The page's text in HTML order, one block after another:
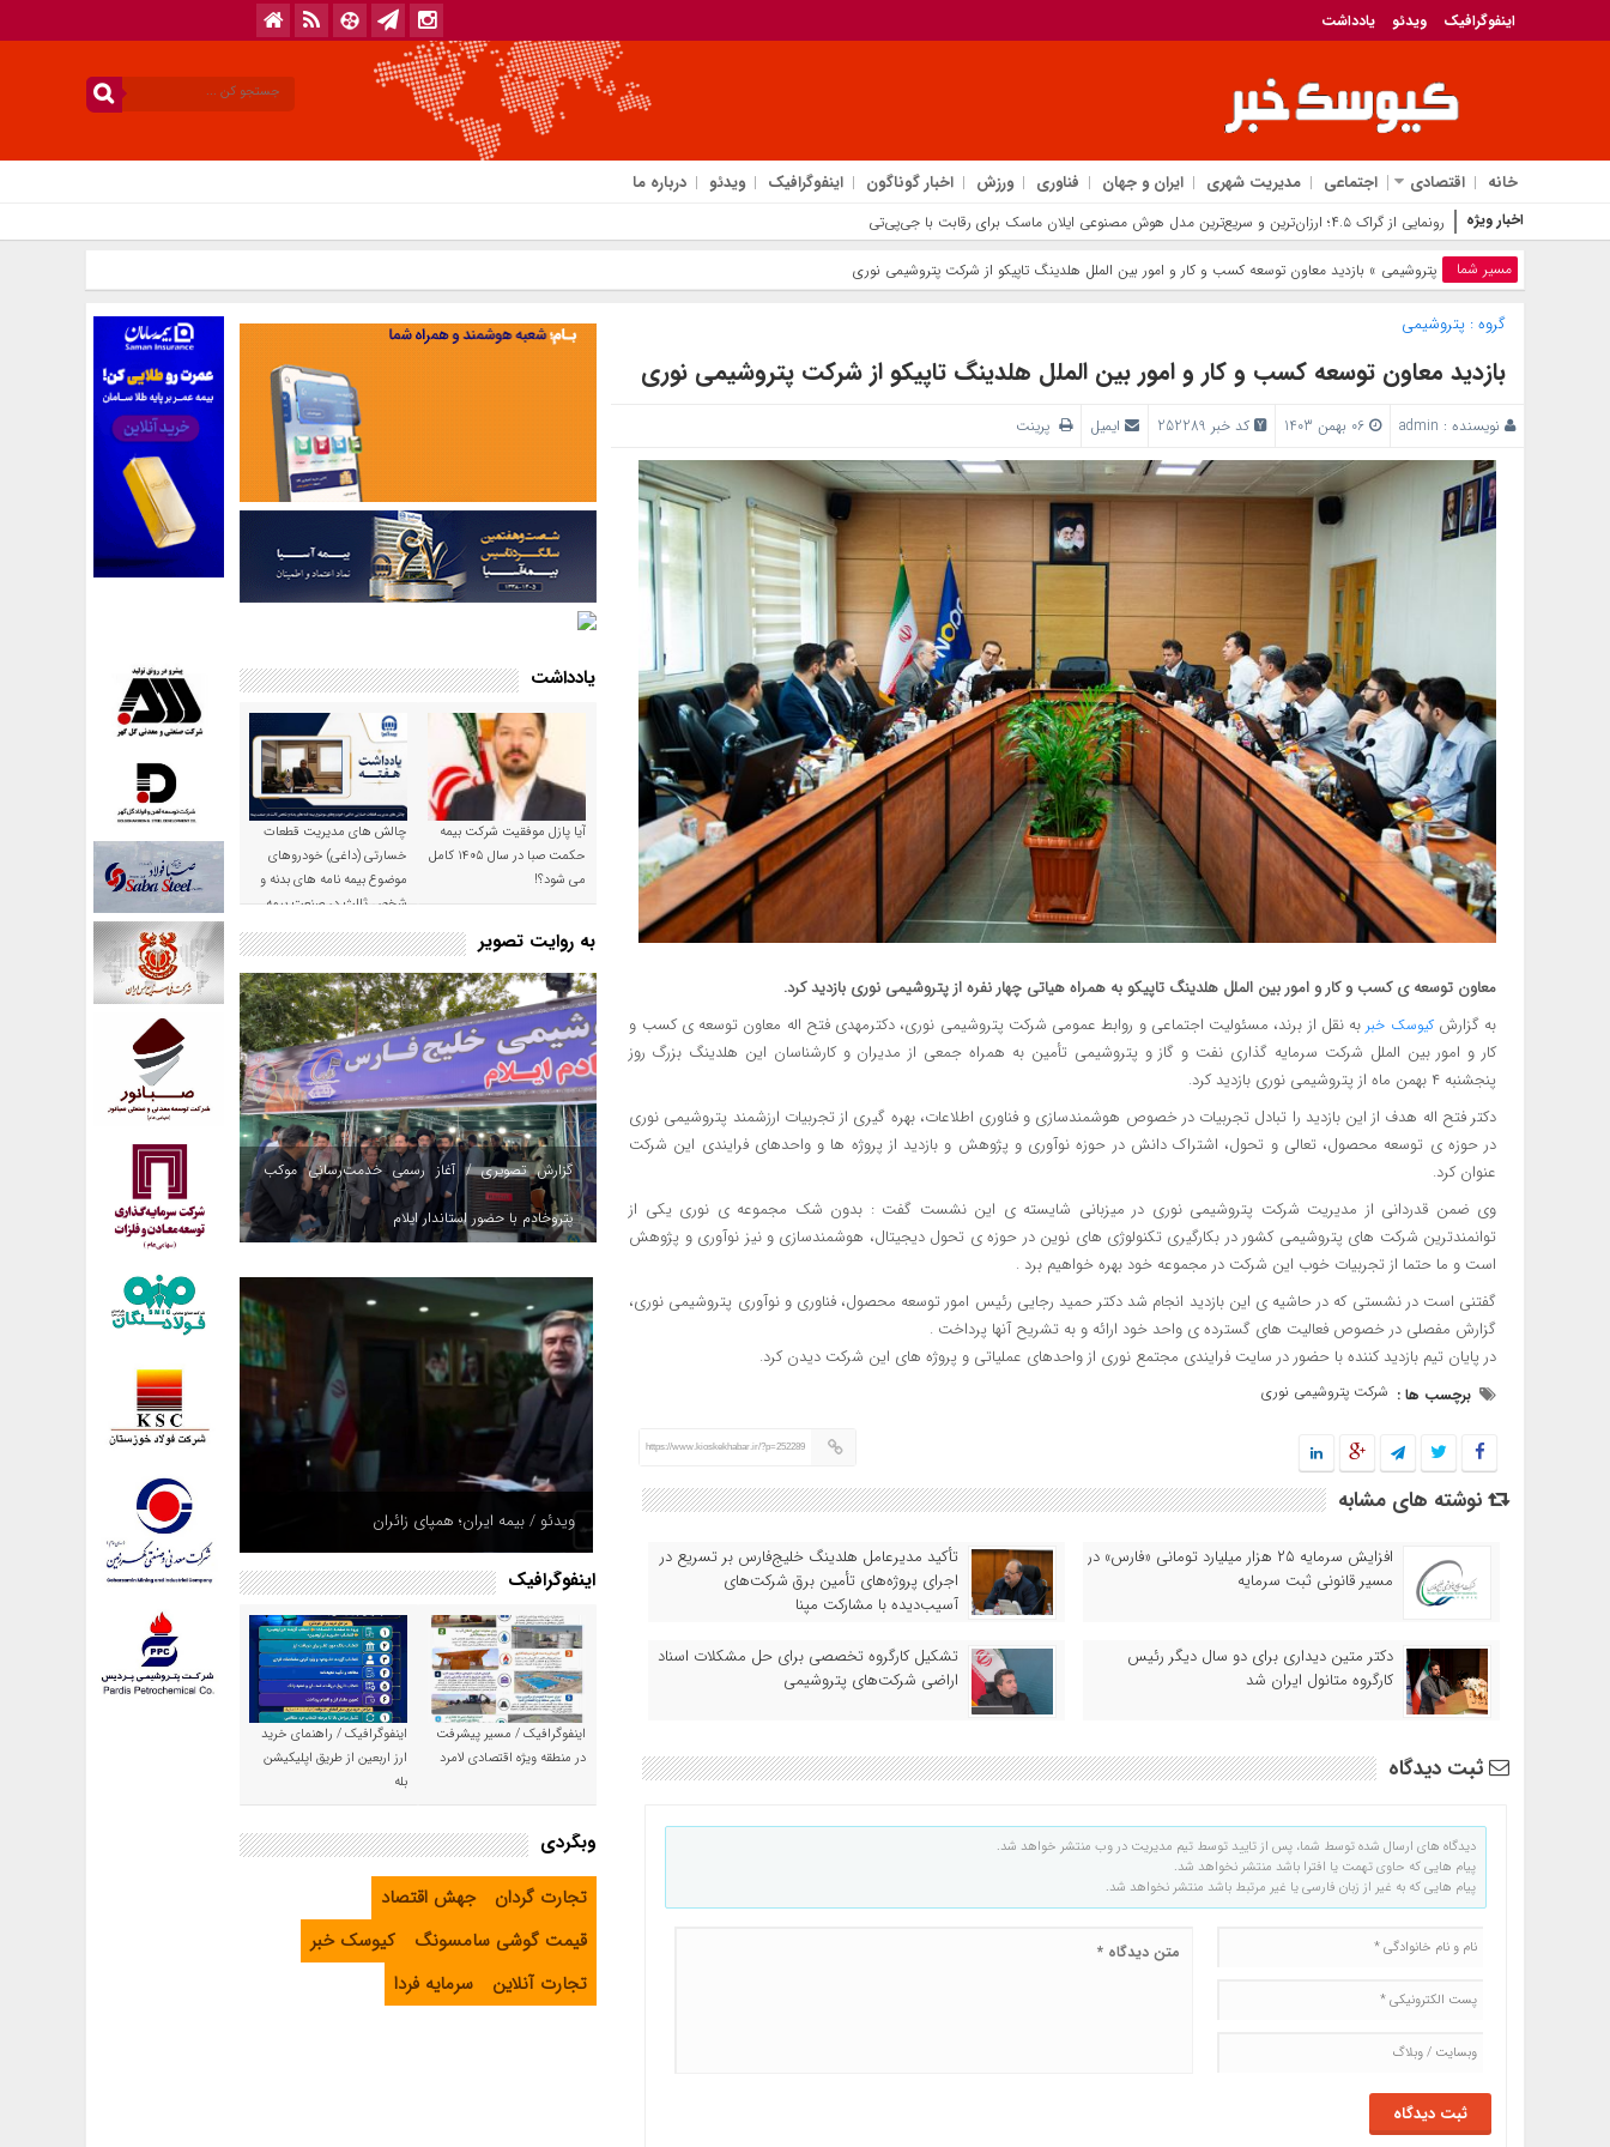
اینفوگرافیک ویدئو یادداشت
خانه اقتصادی اجتماعی مدیریت شهری ایران و جهان فناوری ورزش اخبار گوناگون اینفوگرافیک ویدئو درباره ما
اخبار ویژه انقل
مسیر شما پتروشیمی » بازدید معاون توسعه کسب و کار و امور بین الملل هلدینگ تاپیکو از شرکت پتروشیمی نوری
گروه :پتروشیمی
بازدید معاون توسعه کسب و کار و امور بین الملل هلدینگ تاپیکو از شرکت پتروشیمی نوری
نویسنده : admin کد خبر 252289 ایمیل پرینت
معاون توسعه ی کسب و کار و امور بین الملل هلدینگ تاپیکو به همراه هیاتی چهار نفره از پتروشیمی نوری بازدید کرد.
به گزارشکیوسک خبر به نقل از برند، مسئولیت اجتماعی و روابط عمومی شرکت پتروشیمی نوری، دکترمهدی فتح اله معاون توسعه ی کسب و
کار و امور بین الملل شرکت سرمایه گذاری نفت و گاز و پتروشیمی تأمین به همراه جمعی از مدیران و کارشناسان این هلدینگ بزرگ روز
پنجشنبه ۴ بهمن ماه از پتروشیمی نوری بازدید کرد.
دکتر فتح اله هدف از این بازدید را تبادل تجربیات در خصوص هوشمندسازی و فناوری اطلاعات، بهره گیری از تجربیات ارزشمند پتروشیمی نوری
در حوزه ی توسعه محصول، تعالی و تحول، اشتراک دانش در حوزه نوآوری و پژوهش و بازدید از پروژه ها و واحدهای فرایندی این شرکت
عنوان کرد.
وی ضمن قدردانی از مدیریت شرکت پتروشیمی نوری در میزبانی شایسته ی این نشست گفت : بدون شک مجموعه ی نوری یکی از
توانمندترین شرکت های پتروشیمی کشور در بکارگیری تکنولوژی های نوین در حوزه ی تحول دیجیتال، هوشمندسازی و نیز نوآوری و پژوهش
است و ما حتما از تجربیات خوب این شرکت در مجموعه خود بهره خواهیم برد .
گفتنی است در نشستی که در حاشیه ی این بازدید انجام شد دکتر حمید رجایی رئیس امور توسعه محصول، فناوری و نوآوری پتروشیمی نوری،
گزارش مفصلی در خصوص فعالیت های گسترده ی واحد خود ارائه و به تشریح آنها پرداخت .
در پایان تیم بازدید کننده با حضور در سایت فرایندی مجتمع نوری از واحدهای عملیاتی و پروژه های این شرکت دیدن کرد.
برچسب ها : شرکت پتروشیمی نوری
https://www.kioskekhabar.ir/?p=252289
نوشته های مشابه
افزایش سرمایه ۲۵ هزار میلیارد تومانی «فارس» در
مسیر قانونی ثبت سرمایه
تأکید مدیرعامل هلدینگ خلیج‌فارس بر تسریع در
اجرای پروژه‌های تأمین برق شرکت‌های
آسیب‌دیده با مشارکت مپنا
دکتر متین دیداری برای دو سال دیگر رئیس
کارگروه متانول ایران شد
تشکیل کارگروه تخصصی برای حل مشکلات اسناد
اراضی شرکت‌های پتروشیمی
ثبت دیدگاه
دیدگاه های ارسال شده توسط شما، پس از تایید توسط تیم مدیریت در وب منتشر خواهد شد.
پیام هایی که حاوی تهمت یا افترا باشد منتشر نخواهد شد.
پیام هایی که به غیر از زبان فارسی یا غیر مرتبط باشد منتشر نخواهد شد.
یادداشت
آیا پازل موفقیت شرکت بیمه
حکمت صبا در سال ۱۴۰۵ کامل
می شود؟!
چالش های مدیریت قطعات
خسارتی (داغی) خودروهای
موضوع بیمه نامه های بدنه و
شخص ثالث در صنعت بیمه
به روایت تصویر
گزارش تصویری / آغاز رسمی خدمت‌رسانی موکب
پتروخادم با حضور استاندار ایلام
ویدئو / بیمه ایران؛ همپای زائران
اینفوگرافیک
اینفوگرافیک / مسیر پیشرفت
در منطقه ویژه اقتصادی لامرد
اینفوگرافیک / راهنمای خرید
ارز اربعین از طریق اپلیکیشن
بله
وبگردی
تجارت گردان
جهش اقتصاد
قیمت گوشی سامسونگ
کیوسک خبر
تجارت آنلاین
سرمایه فردا